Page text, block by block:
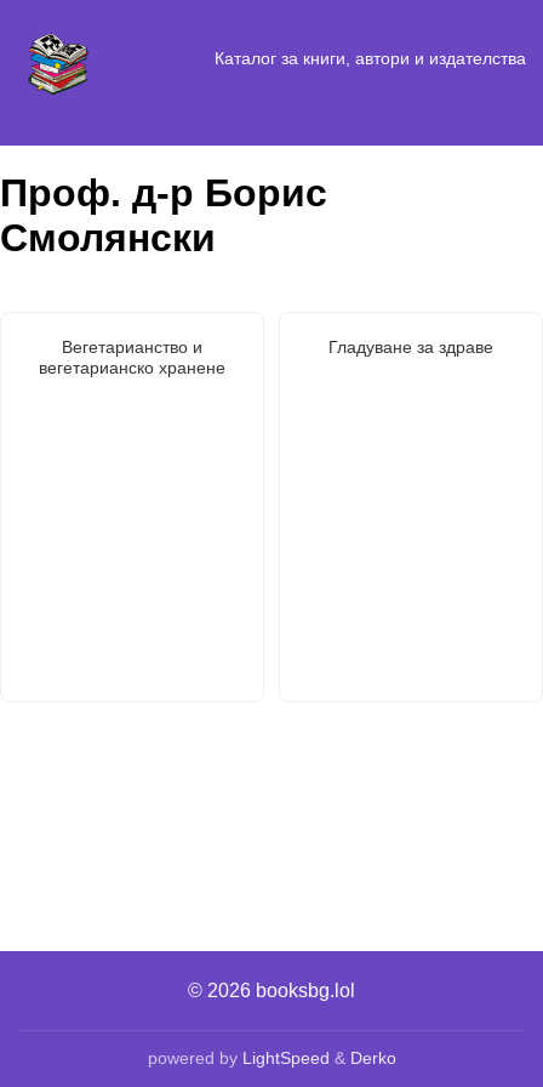
Каталог за книги, автори и издателства
Проф. д-р Борис
Смолянски
Вегетарианство и
вегетарианско хранене
Гладуване за здраве
© 2026 booksbg.lol
powered by LightSpeed & Derko